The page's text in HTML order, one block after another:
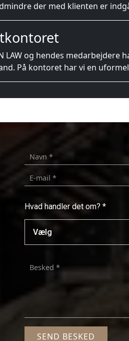
der med klienten er
LAW og hendes
På kontoret har vi en
Hvad handler det om? *
Hvad
om?